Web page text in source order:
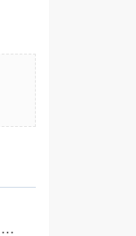
信创集成项目管理师考试费用多少？2026最新报名费用与报考流程详解